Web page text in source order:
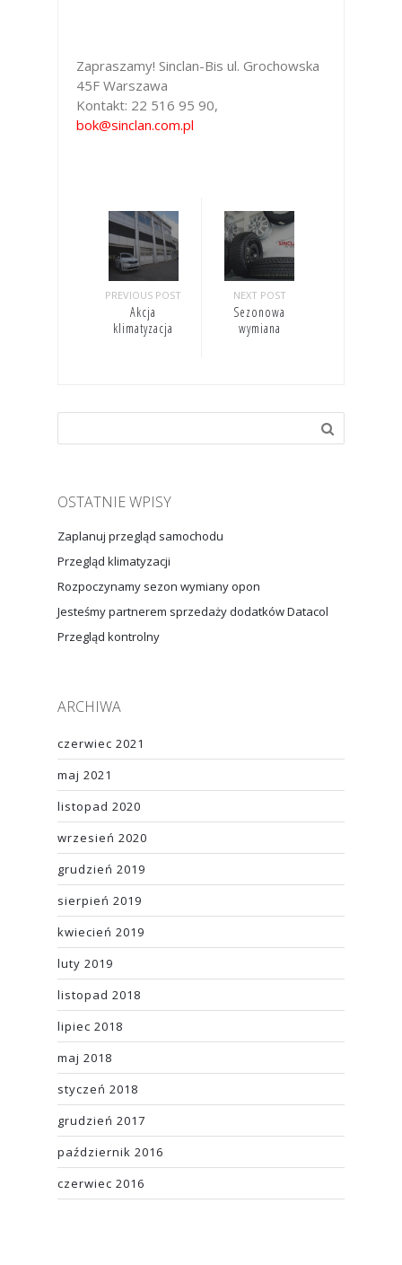
Zapraszamy! Sinclan-Bis ul. Grochowska
45F Warszawa
Kontakt: 22 516 95 90,
bok@sinclan.com.pl
PREVIOUS POST
Akcja
klimatyzacja
NEXT POST
Sezonowa
wymiana
OSTATNIE WPISY
Zaplanuj przegląd samochodu
Przegląd klimatyzacji
Rozpoczynamy sezon wymiany opon
Jesteśmy partnerem sprzedaży dodatków Datacol
Przegląd kontrolny
ARCHIWA
czerwiec 2021
maj 2021
listopad 2020
wrzesień 2020
grudzień 2019
sierpień 2019
kwiecień 2019
luty 2019
listopad 2018
lipiec 2018
maj 2018
styczeń 2018
grudzień 2017
październik 2016
czerwiec 2016